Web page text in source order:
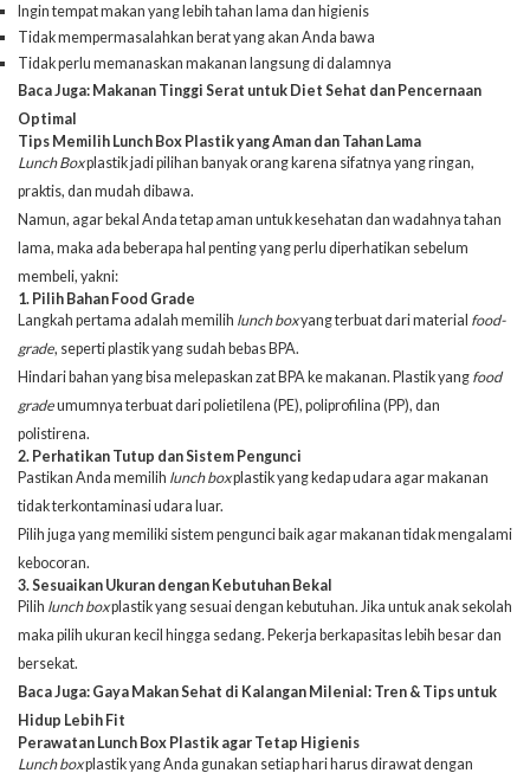
Ingin tempat makan yang lebih tahan lama dan higienis
Tidak mempermasalahkan berat yang akan Anda bawa
Tidak perlu memanaskan makanan langsung di dalamnya
Baca Juga: Makanan Tinggi Serat untuk Diet Sehat dan Pencernaan
Optimal
Tips Memilih Lunch Box Plastik yang Aman dan Tahan Lama
Lunch Boxplastik jadi pilihan banyak orang karena sifatnya yang ringan,
praktis, dan mudah dibawa.
Namun, agar bekal Anda tetap aman untuk kesehatan dan wadahnya tahan
lama, maka ada beberapa hal penting yang perlu diperhatikan sebelum
membeli, yakni:
1. Pilih Bahan Food Grade
Langkah pertama adalah memilih lunch boxyang terbuat dari material food-
grade, seperti plastik yang sudah bebas BPA.
Hindari bahan yang bisa melepaskan zat BPA ke makanan. Plastik yang food
gradeumumnya terbuat dari polietilena (PE), poliprofilina (PP), dan
polistirena.
2. Perhatikan Tutup dan Sistem Pengunci
Pastikan Anda memilih lunch boxplastik yang kedap udara agar makanan
tidak terkontaminasi udara luar.
Pilih juga yang memiliki sistem pengunci baik agar makanan tidak mengalami
kebocoran.
3. Sesuaikan Ukuran dengan Kebutuhan Bekal
Pilih lunch boxplastik yang sesuai dengan kebutuhan. Jika untuk anak sekolah
maka pilih ukuran kecil hingga sedang. Pekerja berkapasitas lebih besar dan
bersekat.
Baca Juga: Gaya Makan Sehat di Kalangan Milenial: Tren & Tips untuk
Hidup Lebih Fit
Perawatan Lunch Box Plastik agar Tetap Higienis
Lunch boxplastik yang Anda gunakan setiap hari harusdirawatdengan